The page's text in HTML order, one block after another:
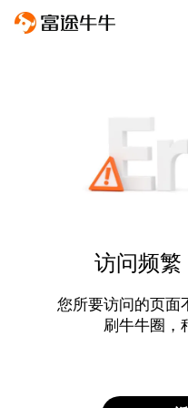
访问频繁
您所要访问的页面
刷牛牛圈，